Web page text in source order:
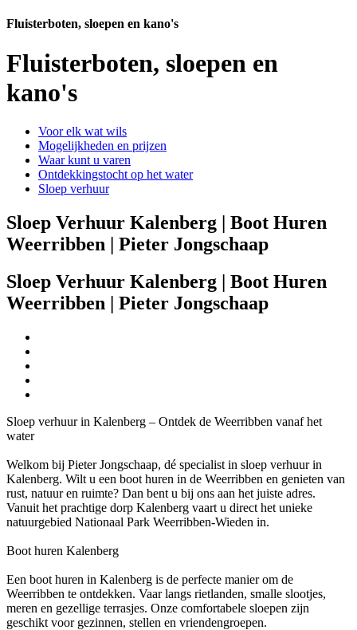
Fluisterboten, sloepen en kano's
Fluisterboten, sloepen en
kano's
Voor elk wat wils
Mogelijkheden en prijzen
Waar kunt u varen
Ontdekkingstocht op het water
Sloep verhuur
Sloep Verhuur Kalenberg | Boot Huren
Weerribben | Pieter Jongschaap
Sloep Verhuur Kalenberg | Boot Huren
Weerribben | Pieter Jongschaap
Sloep verhuur in Kalenberg – Ontdek de Weerribben vanaf het
water
Welkom bij Pieter Jongschaap, dé specialist in sloep verhuur in
Kalenberg. Wilt u een boot huren in de Weerribben en genieten van
rust, natuur en ruimte? Dan bent u bij ons aan het juiste adres.
Vanuit het prachtige dorp Kalenberg vaart u direct het unieke
natuurgebied Nationaal Park Weerribben-Wieden in.
Boot huren Kalenberg
Een boot huren in Kalenberg is de perfecte manier om de
Weerribben te ontdekken. Vaar langs rietlanden, smalle slootjes,
meren en gezellige terrasjes. Onze comfortabele sloepen zijn
geschikt voor gezinnen, stellen en vriendengroepen.